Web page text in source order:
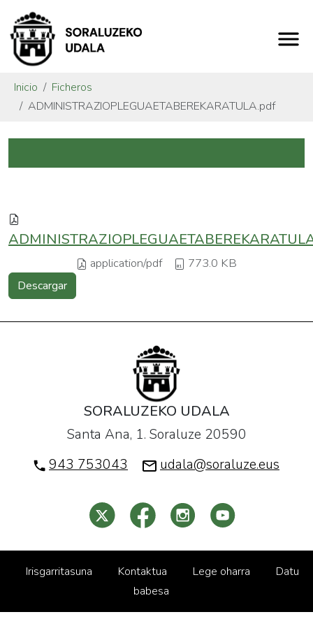
Inicio
Ficheros
ADMINISTRAZIOPLEGUAETABEREKARATULA.pdf
application/pdf 773.0 KB
Descargar
SORALUZEKO UDALA
Santa Ana, 1. Soraluze 20590
943 753043
udala@soraluze.eus
Irisgarritasuna Kontaktua Lege oharra
Datu
babesa